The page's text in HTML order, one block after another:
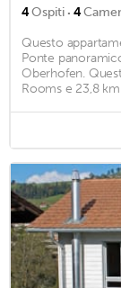
4Ospiti · 4
Questo
Ponte
Oberhofen.
Rooms e 23,8 km